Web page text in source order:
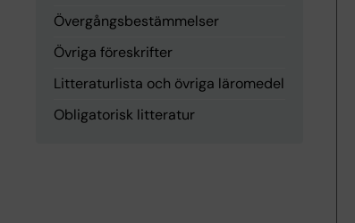
Övergångsbestämmelser
Övriga föreskrifter
Litteraturlista och övriga läromedel
Obligatorisk litteratur